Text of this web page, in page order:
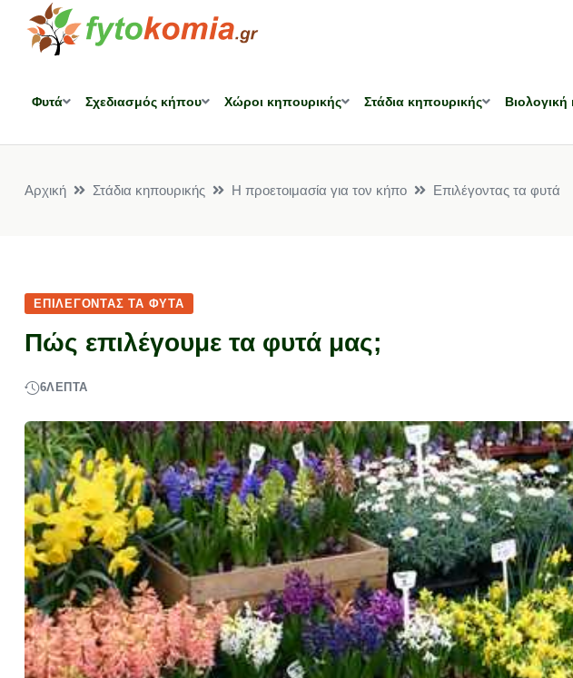
Φυτά Σχεδιασμός κήπου Χώροι κηπουρικής Στάδια κηπουρικής
Αρχική Στάδια κηπουρικής Η προετοιμασία για τον κήπο Επιλέγοντας τα φυτά
ΕΠΙΛΈΓΟΝΤΑΣ ΤΑ ΦΥΤΆ
Πώς επιλέγουμε τα φυτά μας;
6ΛΕΠΤΆ